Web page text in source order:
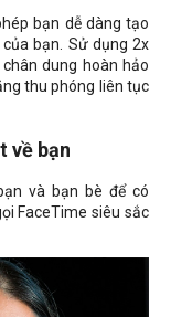
bạn dễ dàng tạo
bạn. Sử dụng 2x
dung hoàn hảo
thu phóng liên tục
về bạn
và bạn bè để có
FaceTime siêu sắc